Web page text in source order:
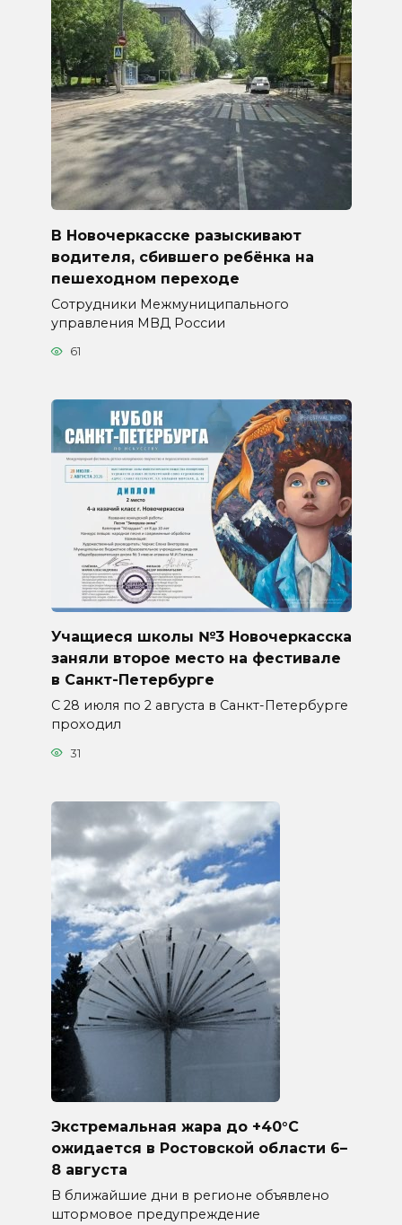
В Новочеркасске разыскивают
водителя, сбившего ребёнка на
пешеходном переходе
Сотрудники Межмуниципального
управления МВД России
61
Учащиеся школы №3 Новочеркасска
заняли второе место на фестивале
в Санкт-Петербурге
С 28 июля по 2 августа в Санкт-Петербурге
проходил
31
Экстремальная жара до +40°C
ожидается в Ростовской области 6–
8 августа
В ближайшие дни в регионе объявлено
штормовое предупреждение